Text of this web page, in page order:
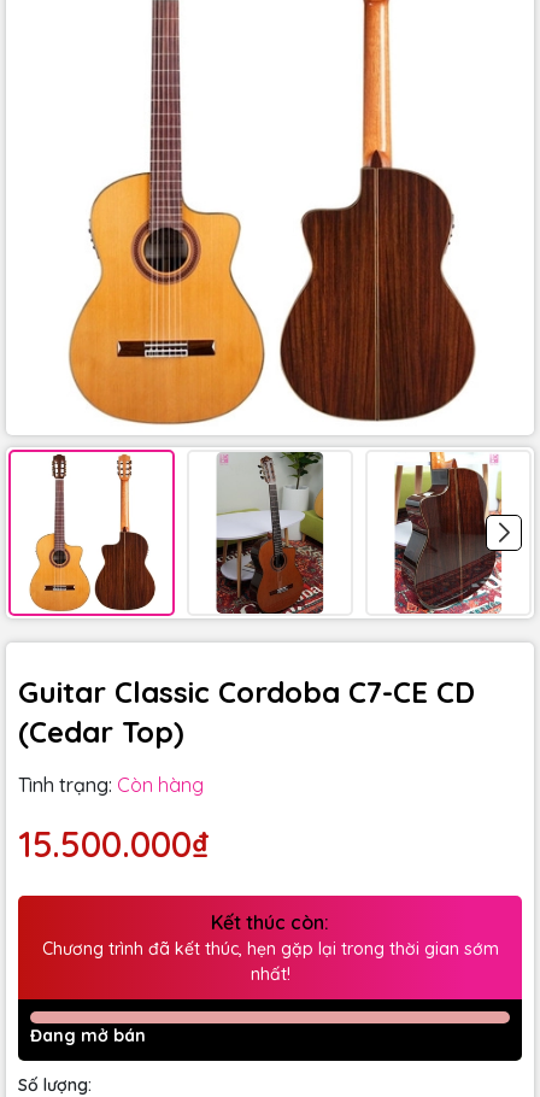
Guitar Classic Cordoba C7-CE CD
(Cedar Top)
Tình trạng: Còn hàng
15.500.000₫
Kết thúc còn:
Chương trình đã kết thúc, hẹn gặp lại trong thời gian sớm
nhất!
Đang mở bán
Số lượng: